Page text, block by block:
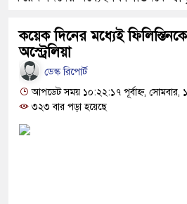
যুবদল সভাপতি আটক, ভিডিও ভাইরাল
দায়ী থাকবে জামায়াত-এনসিপি:
দিলেন জামায়াত বহিষ্কাকৃত গাজী
কয়েক দিনের মধ্যেই
অস্ট্রেলিয়া
ডেস্ক রিপোর্ট
আপডেট সময় ১০:২২:১৭ পূর্বাহ্ন, সোমবার,
৩২৩ বার পড়া হয়েছে